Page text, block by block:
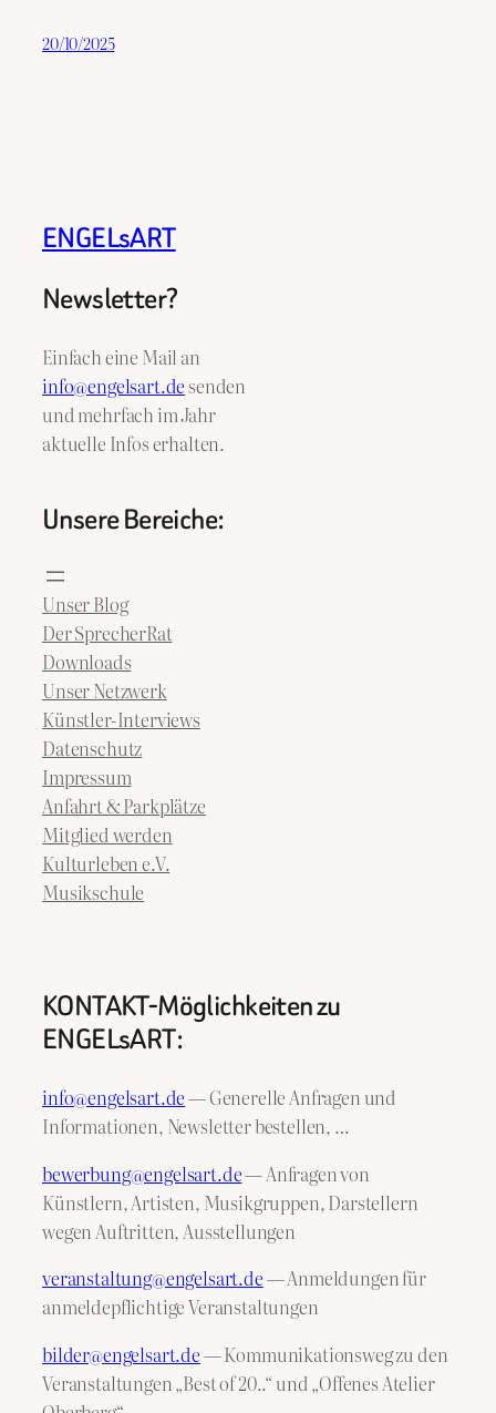
20/10/2025
ENGELsART
Newsletter?
Einfach eine Mail an
info@engelsart.desenden
und mehrfach im Jahr
aktuelle Infos erhalten.
Unsere Bereiche:
Unser Blog
Der SprecherRat
Downloads
Unser Netzwerk
Künstler-Interviews
Datenschutz
Impressum
Anfahrt & Parkplätze
Mitglied werden
Kulturleben e.V.
Musikschule
KONTAKT-Möglichkeiten zu
ENGELsART:
info@engelsart.de— Generelle Anfragen und
Informationen, Newsletter bestellen, …
bewerbung@engelsart.de— Anfragen von
Künstlern, Artisten, Musikgruppen, Darstellern
wegen Auftritten, Ausstellungen
veranstaltung@engelsart.de— Anmeldungen für
anmeldepflichtige Veranstaltungen
bilder@engelsart.de— Kommunikationsweg zu den
Veranstaltungen „Best of 20..“ und „Offenes Atelier